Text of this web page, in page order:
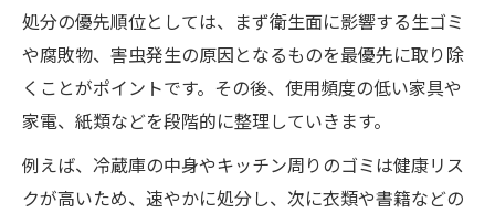
処分の優先順位としては、まず衛生面に影響する生ゴミ
や腐敗物、害虫発生の原因となるものを最優先に取り除
くことがポイントです。その後、使用頻度の低い家具や
家電、紙類などを段階的に整理していきます。
例えば、冷蔵庫の中身やキッチン周りのゴミは健康リス
クが高いため、速やかに処分し、次に衣類や書籍などの